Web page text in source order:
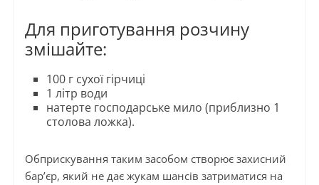
Для приготування розчину
змішайте:
100 г сухої гірчиці
1 літр води
натерте господарське мило (приблизно 1
столова ложка).
Обприскування таким засобом створює захисний
бар’єр, який не дає жукам шансів затриматися на